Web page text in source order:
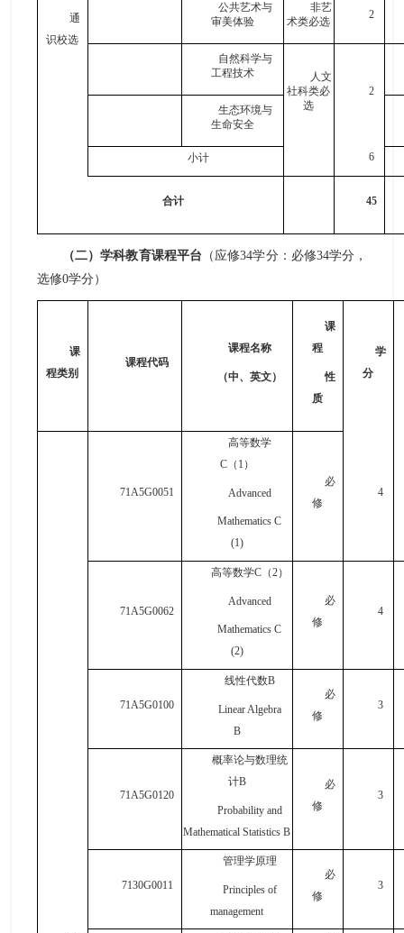
通
识校选
公共艺术与
审美体验
非艺
术类必选
2
自然科学与
工程技术
人文
社科类必
选
2
生态环境与
生命安全
小计 6
合计 45
（二）学科教育课程平台 （应修34学分：必修34学分，
选修0学分）
课
程类别
课程代码
课程名称
（中、英文）
课
程
性
质
学
分
71A5G0051
高等数学
C（ 1 ）
Advanced
Mathematics C
(1)
必
修
4
71A5G0062
高等数学C（2）
Advanced
Mathematics C
(2)
必
修
4
71A5G0100
线性代数B
Linear Algebra
B
必
修
3
71A5G0120
概率论与数理统
计B
Probability and
Mathematical Statistics B
必
修
3
7130G0011
管理学原理
Principles of
management
必
修
3